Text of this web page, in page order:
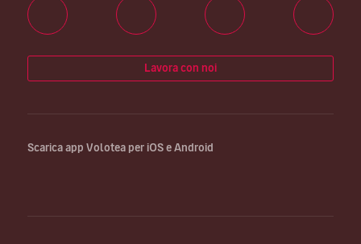
Lavora con noi
Scarica app Volotea per iOS e Android